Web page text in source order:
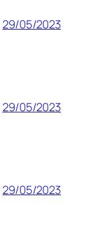
29/05/2023
29/05/2023
29/05/2023